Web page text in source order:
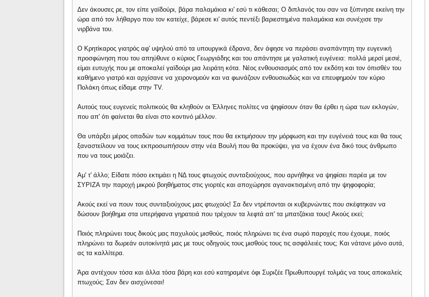
Δεν άκουσες ρε, τον είπε γαϊδούρι, βάρα παλαμάκια κι' εσύ τι κάθεσαι; Ο διπλανός του σαν να ξύπνησε εκείνη την
ώρα από τον λήθαργο που τον κατείχε, βάρεσε κι' αυτός πεντέξι βαριεστημένα παλαμάκια και συνέχισε την
νιρβάνα του.
Ο Κρητίκαρος γιατρός αφ' υψηλού από τα υπουργικά έδρανα, δεν άφησε να περάσει αναπάντητη την ευγενική
προσφώνηση που του απηύθυνε ο κύριος Γεωργιάδης και του απάντησε με γαλατική ευγένεια: πολλά μερσί μεσιέ,
είμαι ευτυχής που με αποκαλεί γαϊδούρι μια λειράτη κότα. Νέος ενθουσιασμός από τον εκδότη και τον όπισθέν του
καθήμενο γιατρό και αρχίσανε να χειρονομούν και να φωνάζουν ενθουσιωδώς και να επευφημούν τον κύριο
Πολάκη όπως είδαμε στην TV.
Αυτούς τους ευγενείς πολιτικούς θα κληθούν οι Έλληνες πολίτες να ψηφίσουν όταν θα έρθει η ώρα των εκλογών,
που απ' ότι φαίνεται θα είναι στο κοντινό μέλλον.
Θα υπάρξει μέρος οπαδών των κομμάτων τους που θα εκτιμήσουν την μόρφωση και την ευγένειά τους και θα τους
ξαναστείλουν να τους εκπροσωπήσουν στην νέα Βουλή που θα προκύψει, για να έχουν ένα δικό τους άνθρωπο
που να τους μοιάζει.
Αμ' τ' άλλο; Είδατε πόσο εκτιμάει η ΝΔ τους φτωχούς συνταξιούχους, που αρνήθηκε να ψηφίσει παρέα με τον
ΣΥΡΙΖΑ την παροχή μικρού βοηθήματος στις γιορτές και αποχώρησε αγανακτισμένη από την ψηφοφορία;
Ακούς εκεί να πουν τους συνταξιούχους μας φτωχούς! Σα δεν ντρέπονται οι κυβερνώντες που σκέφτηκαν να
δώσουν βοήθημα στα υπερήφανα γηρατειά που τρέχουν τα λεφτά απ' τα μπατζάκια τους! Ακούς εκεί;
Ποιός πληρώνει τους δικούς μας παχυλούς μισθούς, ποιός πληρώνει τις ένα σωρό παροχές που έχουμε, ποιός
πληρώνει τα δωρεάν αυτοκίνητά μας με τους οδηγούς τους μισθούς τους τις ασφάλειές τους; Και νάτανε μόνο αυτά,
ας τα καλλίτερα.
Άρα αντέχουν τόσα και άλλα τόσα βάρη και εσύ κατηραμένε όφι Συριζέε Πρωθυπουργέ τολμάς να τους αποκαλείς
πτωχούς; Σαν δεν αισχύνεσαι!